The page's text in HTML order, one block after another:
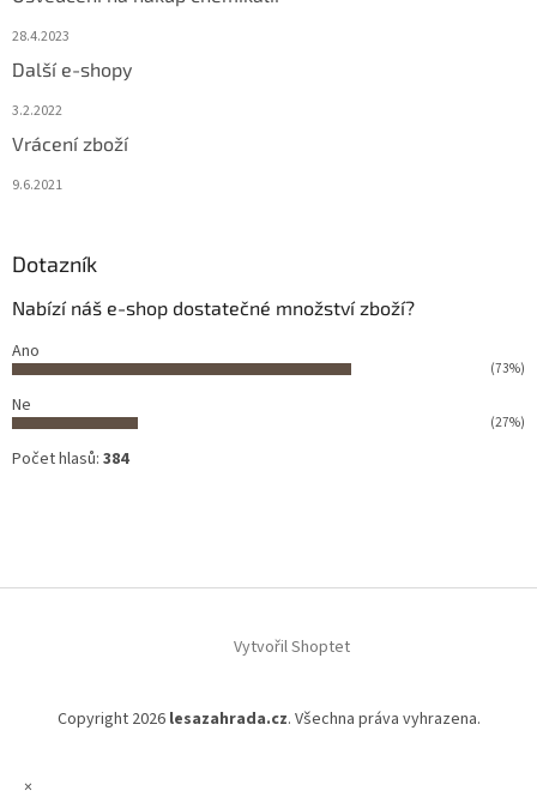
28.4.2023
Další e-shopy
3.2.2022
Vrácení zboží
9.6.2021
Dotazník
Nabízí náš e-shop dostatečné množství zboží?
Ano
(73%)
Ne
(27%)
Počet hlasů: 384
Vytvořil Shoptet
Copyright 2026 lesazahrada.cz. Všechna práva vyhrazena.
×